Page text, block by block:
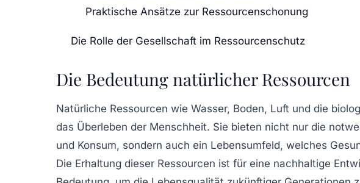
Praktische Ansätze zur Ressourcenschonung
Die Rolle der Gesellschaft im Ressourcenschutz
Die Bedeutung natürlicher Ressourcen
Natürliche Ressourcen wie Wasser, Boden, Luft und die
das Überleben der Menschheit. Sie bieten nicht nur die
und Konsum, sondern auch ein Lebensumfeld, welches
Die Erhaltung dieser Ressourcen ist für eine nachhaltige